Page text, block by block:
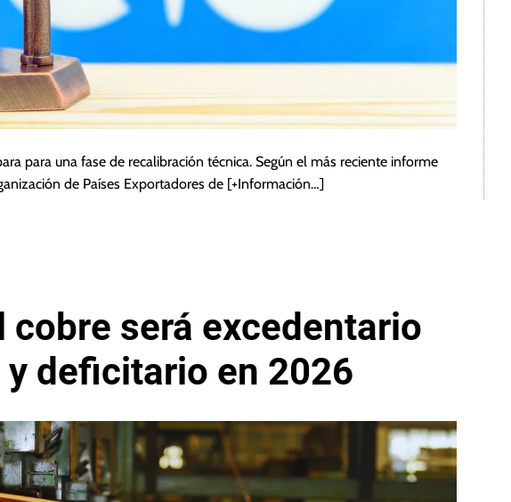
para una fase de recalibración técnica. Según el más reciente informe
de Países Exportadores de [+Información…]
cobre será excedentario
y deficitario en 2026